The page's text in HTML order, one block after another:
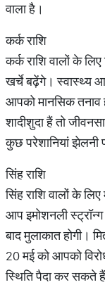
वाला है।
कर्क राशि
कर्क राशि वालों के
खर्चे बढ़ेंगे। स्वास्थ्य
आपको मानसिक तनाव
शादीशुदा हैं तो
कुछ परेशानियां झेलनी
सिंह राशि
सिंह राशि वालों के
आप इमोशनली
बाद मुलाकात होगी।
20 मई को आपको
स्थिति पैदा कर सकते